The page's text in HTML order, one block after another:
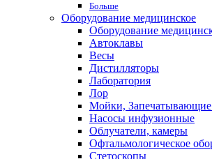
Больше
Оборудование медицинское
Оборудование
Автоклавы
Весы
Дистилляторы
Лаборатория
Лор
Мойки, Запечатывающие
Насосы инфузионные
Облучатели, камеры
Офтальмологическое
Стетоскопы